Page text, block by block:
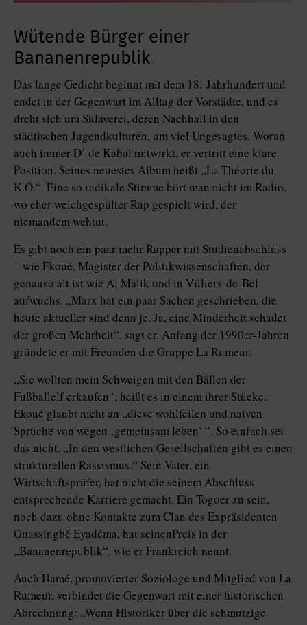
Wütende Bürger einer
Bananenrepublik
Das lange Gedicht beginnt mit dem 18. Jahrhundert und
endet in der Gegenwart im Alltag der Vorstädte, und es
dreht sich um Sklaverei, deren Nachhall in den
städtischen Jugendkulturen, um viel Ungesagtes. Woran
auch immer D’ de Kabal mitwirkt, er vertritt eine klare
Position. Seines neuestes Album heißt „La Théorie du
K.O.“. Eine so radikale Stimme hört man nicht im Radio,
wo eher weichgespülter Rap gespielt wird, der
niemandem wehtut.
Es gibt noch ein paar mehr Rapper mit Studienabschluss
– wie Ekoué, Magister der Politikwissenschaften, der
genauso alt ist wie Al Malik und in Villiers-de-Bel
aufwuchs. „Marx hat ein paar Sachen geschrieben, die
heute aktueller sind denn je. Ja, eine Minderheit schadet
der großen Mehrheit“, sagt er. Anfang der 1990er-Jahren
gründete er mit Freunden die Gruppe La Rumeur.
„Sie wollten mein Schweigen mit den Bällen der
Fußballelf erkaufen“, heißt es in einem ihrer Stücke.
Ekoué glaubt nicht an „diese wohlfeilen und naiven
Sprüche von wegen ‚gemeinsam leben‘ “. So einfach sei
das nicht. „In den westlichen Gesellschaften gibt es einen
strukturellen Rassismus.“ Sein Vater, ein
Wirtschaftsprüfer, hat nicht die seinem Abschluss
entsprechende Karriere gemacht. Ein Togoer zu sein,
noch dazu ohne Kontakte zum Clan des Expräsidenten
Gnassingbé Eyadéma, hat seinenPreis in der
„Bananenrepublik“, wie er Frankreich nennt.
Auch Hamé, promovierter Soziologe und Mitglied von La
Rumeur, verbindet die Gegenwart mit einer historischen
Abrechnung: „Wenn Historiker über die schmutzige